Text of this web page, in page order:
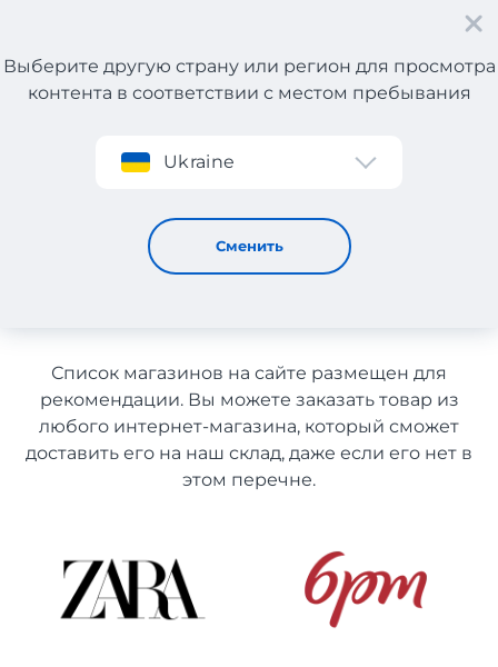
Регистрация
Выберите другую страну или регион для просмотра
контента в соответствии с местом пребывания
Ukraine
Сменить
Одежда, обувь и аксессуары с Германии с доставкой в
Казахстан
Одежда, обувь и аксессуары
с Германии с доставкой в
Список магазинов на сайте размещен для
рекомендации. Вы можете заказать товар из
любого интернет-магазина, который сможет
доставить его на наш склад, даже если его нет в
этом перечне.